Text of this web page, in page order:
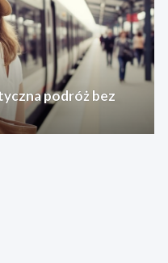
podróż bez